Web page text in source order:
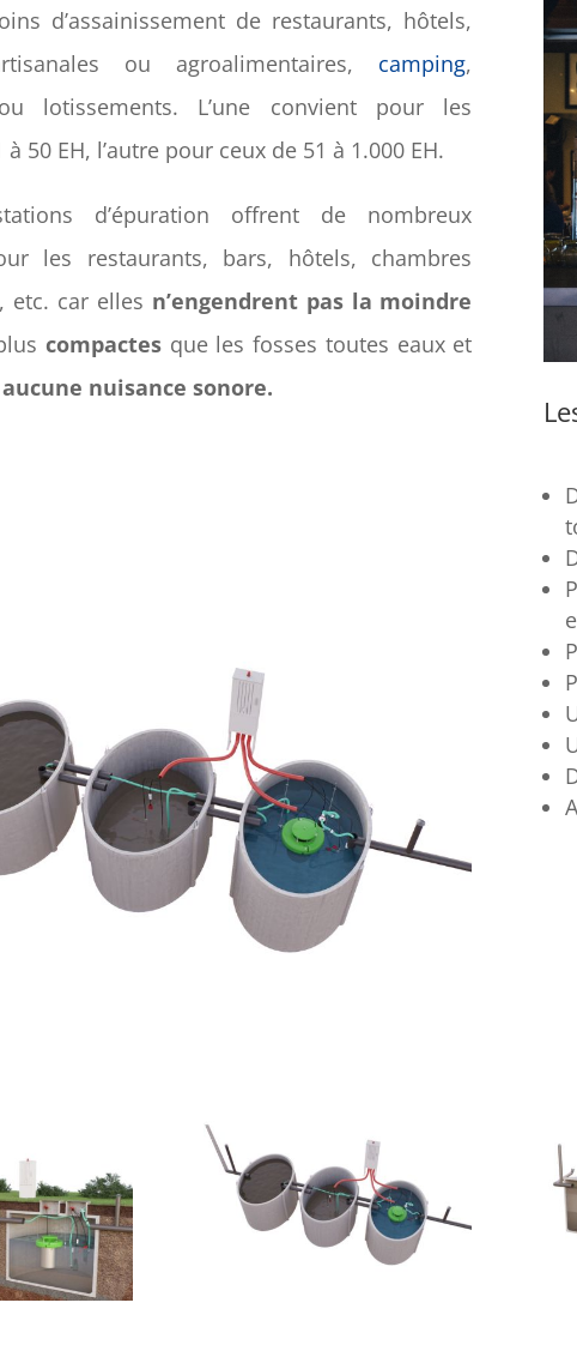
d’assainissement de restaurants, hôtels,
ou agroalimentaires, camping,
lotissements. L’une convient pour les
50 EH, l’autre pour ceux de 51 à 1.000 EH.
d’épuration offrent de nombreux
les restaurants, bars, hôtels, chambres
etc. car elles n’engendrent pas la moindre
compactesque les fosses toutes eaux et
aucune nuisance sonore.